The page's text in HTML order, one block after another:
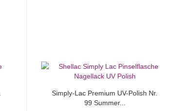
Simply-Lac Premium UV-Polish Nr.
99 Summer...